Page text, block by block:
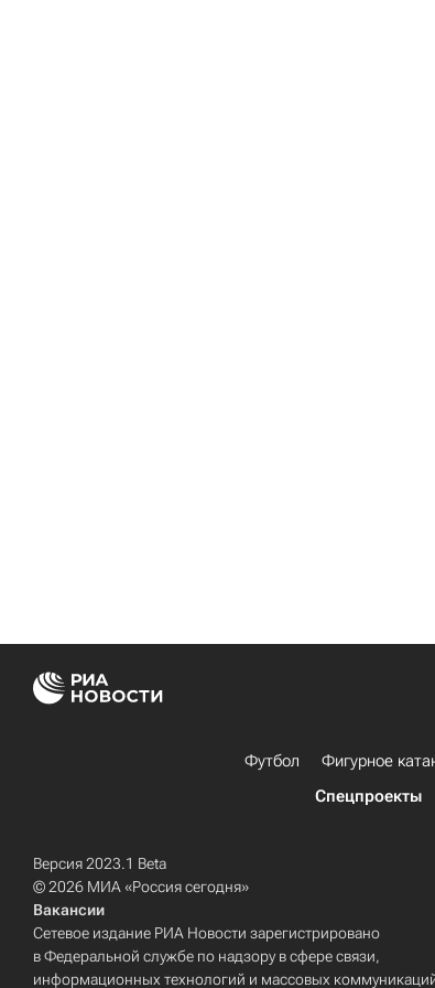
Футбол Фигурное
Спецпроекты
Версия 2023.1 Beta
© 2026 МИА «Россия сегодня»
Вакансии
Сетевое издание РИА Новости зарегистрировано
в Федеральной службе по надзору в сфере связи,
информационных технологий и массовых